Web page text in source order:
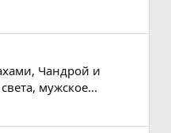
Чандрой и
мужское...